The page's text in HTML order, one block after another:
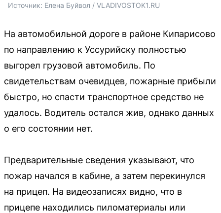
Источник: Елена Буйвол / VLADIVOSTOK1.RU
На автомобильной дороге в районе Кипарисово
по направлению к Уссурийску полностью
выгорел грузовой автомобиль. По
свидетельствам очевидцев, пожарные прибыли
быстро, но спасти транспортное средство не
удалось. Водитель остался жив, однако данных
о его состоянии нет.
Предварительные сведения указывают, что
пожар начался в кабине, а затем перекинулся
на прицеп. На видеозаписях видно, что в
прицепе находились пиломатериалы или